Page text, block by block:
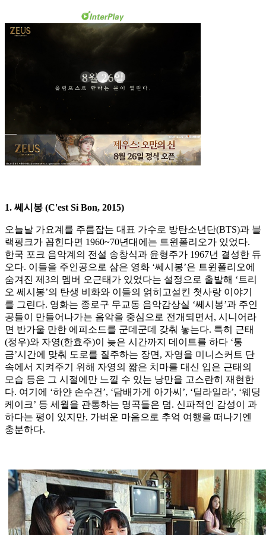
1. 쎄시봉 (C'est Si Bon, 2015)
오늘날 가요계를 주름잡는 대표 가수로 방탄소년단(BTS)과 블
랙핑크가 꼽힌다면 1960~70년대에는 트윈폴리오가 있었다.
한국 포크 음악계의 전설 송창식과 윤형주가 1967년 결성한 듀
오다. 이들을 주인공으로 삼은 영화 ‘쎄시봉’은 트윈폴리오에
숨겨진 제3의 멤버 오근태가 있었다는 설정으로 출발해 ‘트리
오 쎄시봉’의 탄생 비화와 이들의 얽히고설킨 첫사랑 이야기
를 그린다. 영화는 종로구 무교동 음악감상실 ‘쎄시봉’과 주인
공들이 만들어나가는 음악을 중심으로 전개되면서, 시니어라
면 반가울 만한 에피소드를 군데군데 갖춰 놓는다. 특히 근태
(정우)와 자영(한효주)이 늦은 시간까지 데이트를 하다 ‘통
금’시간에 맞춰 도로를 질주하는 장면, 자영을 미니스커트 단
속에서 지켜주기 위해 자영의 짧은 치마를 대신 입은 근태의
모습 등은 그 시절에만 느낄 수 있는 낭만을 고스란히 재현한
다. 여기에 ‘하얀 손수건’, ‘담배가게 아가씨’, ‘딜라일라’, ‘웨딩
케이크’ 등 세월을 관통하는 명곡들은 덤. 신파적인 감성이 과
하다는 평이 있지만, 가벼운 마음으로 추억 여행을 떠나기엔
충분하다.